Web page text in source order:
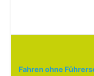
Fahren ohne